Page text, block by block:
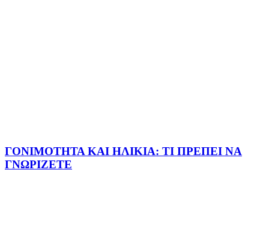
ΓΟΝΙΜΟΤΗΤΑ ΚΑΙ ΗΛΙΚΙΑ: ΤΙ ΠΡΕΠΕΙ ΝΑ
ΓΝΩΡΙΖΕΤΕ